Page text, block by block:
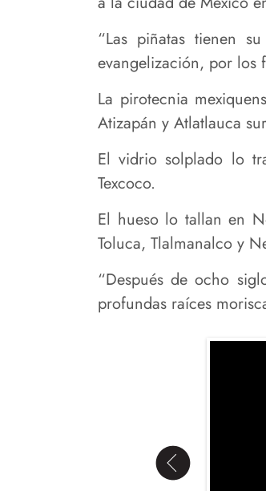
“Las piñatas tienen
evangelización, por los
La pirotecnia
Atizapán y Atlatlauca
El vidrio solplado lo
Texcoco.
El hueso lo tallan en
Toluca, Tlalmanalco y
“Después de ocho
profundas raíces